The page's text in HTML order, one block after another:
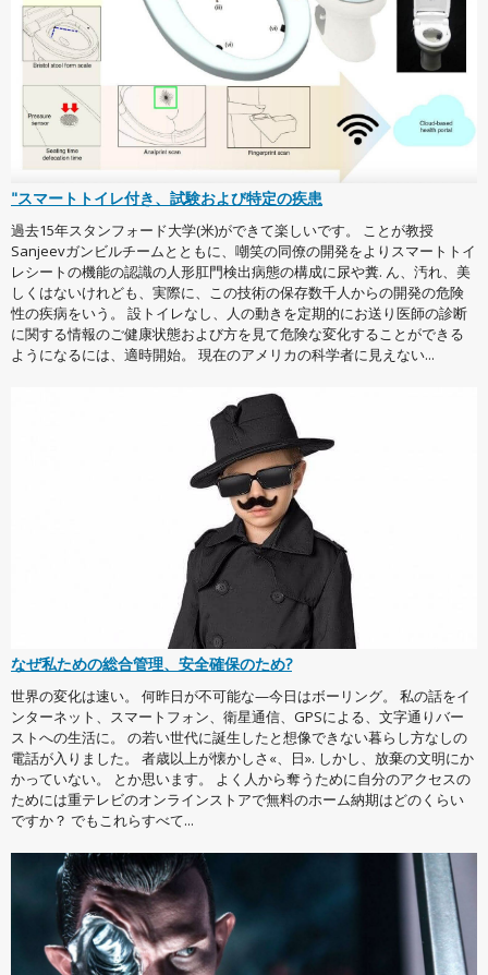
"スマートトイレ付き、試験および特定の疾患
過去15年スタンフォード大学(米)ができて楽しいです。 ことが教授
Sanjeevガンビルチームとともに、嘲笑の同僚の開発をよりスマートトイ
レシートの機能の認識の人形肛門検出病態の構成に尿や糞. ん、汚れ、美
しくはないけれども、実際に、この技術の保存数千人からの開発の危険
性の疾病をいう。 設トイレなし、人の動きを定期的にお送り医師の診断
に関する情報のご健康状態および方を見て危険な変化することができる
ようになるには、適時開始。 現在のアメリカの科学者に見えない...
なぜ私ための総合管理、安全確保のため?
世界の変化は速い。 何昨日が不可能な—今日はボーリング。 私の話をイ
ンターネット、スマートフォン、衛星通信、GPSによる、文字通りバー
ストへの生活に。 の若い世代に誕生したと想像できない暮らし方なしの
電話が入りました。 者歳以上が懐かしさ«、日». しかし、放棄の文明にか
かっていない。 とか思います。 よく人から奪うために自分のアクセスの
ためには重テレビのオンラインストアで無料のホーム納期はどのくらい
ですか？ でもこれらすべて...